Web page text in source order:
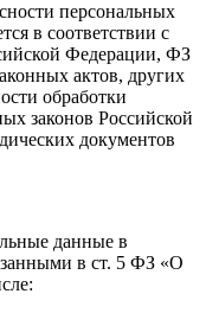
персональных
в соответствии с
Федерации, ФЗ
актов, других
обработки
законов Российской
документов
данные в
в ст. 5 ФЗ «О